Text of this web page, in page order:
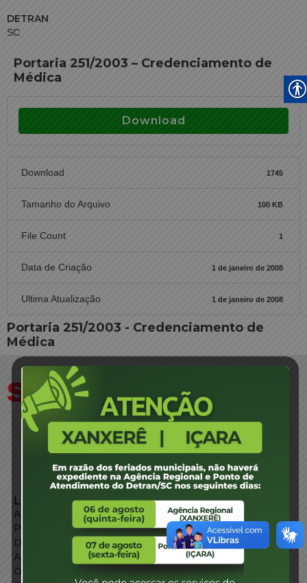
DETRAN
SC
Portaria 251/2003 – Credenciamento de
Médica
Download
Download 1745
Tamanho do Arquivo 100 KB
File Count 1
Data de Criação 1 de janeiro de 2008
Ultima Atualização 1 de janeiro de 2008
Portaria 251/2003 - Credenciamento de
Médica
LINKS EXTERNOS
Agência de Notícias
Portal de Serviços
Diário Oficial
Acesso à Informação
Órgãos do Governo